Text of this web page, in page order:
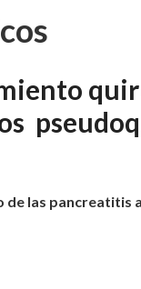
las pancreatitis